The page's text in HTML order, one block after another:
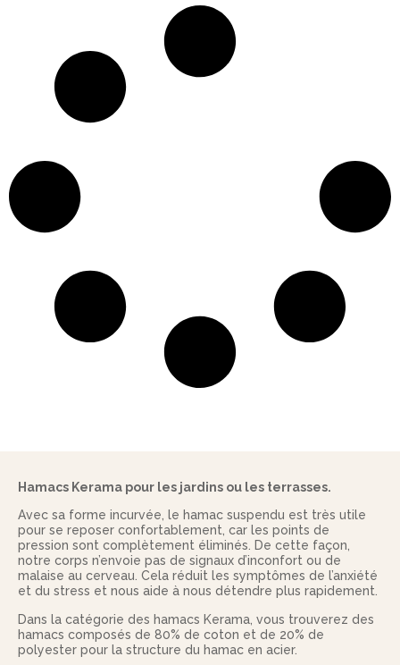
Hamacs Kerama pour les jardins ou les terrasses.
Avec sa forme incurvée, le hamac suspendu est très utile
pour se reposer confortablement, car les points de
pression sont complètement éliminés. De cette façon,
notre corps n’envoie pas de signaux d’inconfort ou de
malaise au cerveau. Cela réduit les symptômes de l’anxiété
et du stress et nous aide à nous détendre plus rapidement.
Dans la catégorie des hamacs Kerama, vous trouverez des
hamacs composés de 80% de coton et de 20% de
polyester pour la structure du hamac en acier.